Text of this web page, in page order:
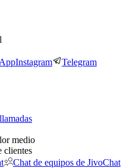
Instagram Telegram
medio
clientes
Chat de equipos de JivoChat